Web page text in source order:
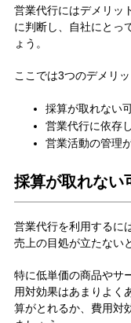
営業代行にはデメリッ
に判断し、自社にとっ
ょう。
ここでは3つのデメリ
採算が取れない
営業代行に依存
営業活動の管理
採算が取れない
営業代行を利用するに
売上の目処が立たない
特に低単価の商品やサ
用対効果はあまりよく
算がとれるか、費用対